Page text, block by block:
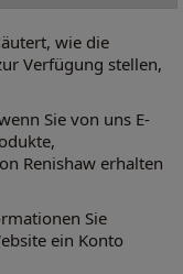
wie die
Verfügung stellen,
Sie von uns E-
Renishaw erhalten
Sie
ein Konto